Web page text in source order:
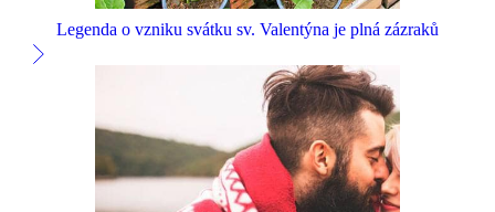
Legenda o vzniku svátku sv. Valentýna je plná zázraků